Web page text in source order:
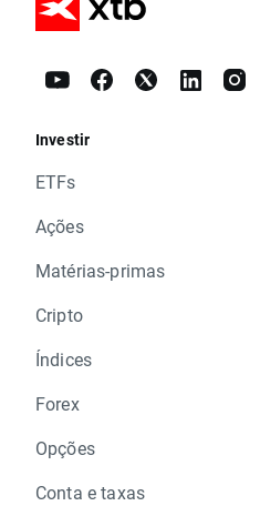
Investir
ETFs
Ações
Matérias-primas
Cripto
Índices
Forex
Opções
Conta e taxas